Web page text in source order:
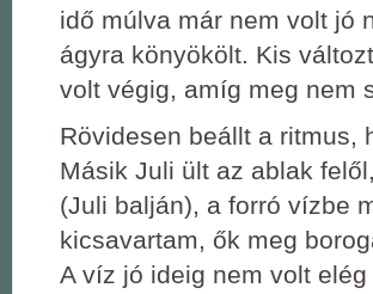
idő múlva már nem volt jó
ágyra könyökölt. Kis
volt végig, amíg meg nem
Rövidesen beállt a ritmus,
Másik Juli ült az ablak
(Juli balján), a forró vízbe
kicsavartam, ők meg
A víz jó ideig nem volt